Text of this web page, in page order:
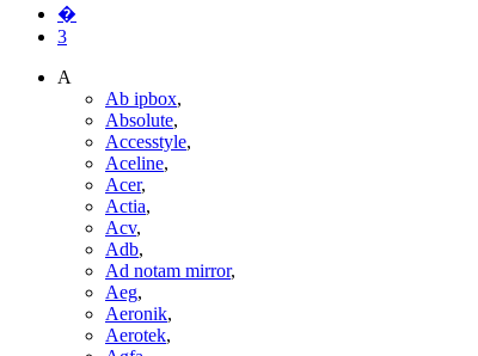
�
3
A
Ab ipbox,
Absolute,
Accesstyle,
Aceline,
Acer,
Actia,
Acv,
Adb,
Ad notam mirror,
Aeg,
Aeronik,
Aerotek,